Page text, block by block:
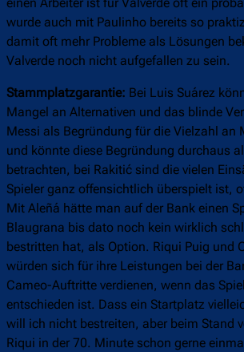
wurde auch mit Paulinho bereits so
damit oft mehr Probleme als Lösungen
Valverde noch nicht aufgefallen zu sein.
Stammplatzgarantie: Bei Luis Suárez
Mangel an Alternativen und das blinde
Messi als Begründung für die Vielzahl an
und könnte diese Begründung durchaus
betrachten, bei Rakitić sind die vielen
Spieler ganz offensichtlich überspielt ist,
Mit Aleñá hätte man auf der Bank einen
Blaugrana bis dato noch kein wirklich
bestritten hat, als Option. Riqui Puig und
würden sich für ihre Leistungen bei der
Cameo-Auftritte verdienen, wenn das
entschieden ist. Dass ein Startplatz
will ich nicht bestreiten, aber beim Stand
Riqui in der 70. Minute schon gerne